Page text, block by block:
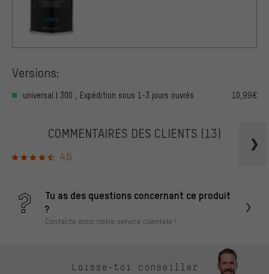
Versions:
universal | 300 , Expédition sous 1-3 jours ouvrés 10,99€
COMMENTAIRES DES CLIENTS (13)
4.6
Tu as des questions concernant ce produit
?
Contacte donc notre service clientèle !
Laisse-toi conseiller